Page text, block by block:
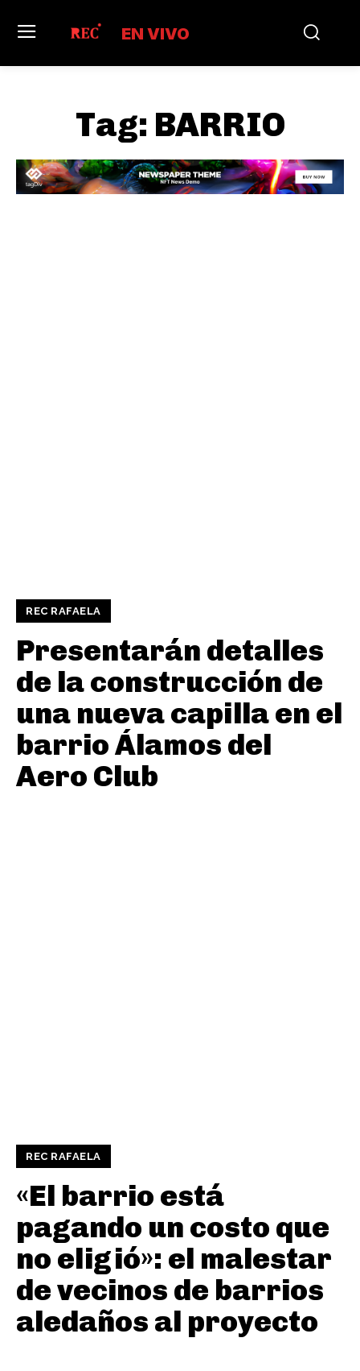
EN VIVO
Tag: BARRIO
REC RAFAELA
Presentarán detalles
de la construcción de
una nueva capilla en el
barrio Álamos del
Aero Club
REC RAFAELA
«El barrio está
pagando un costo que
no eligió»: el malestar
de vecinos de barrios
aledaños al proyecto